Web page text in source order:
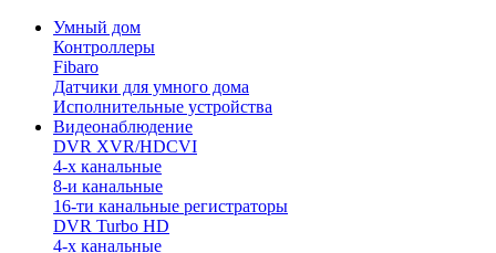
Умный дом
Контроллеры
Fibaro
Датчики для умного дома
Исполнительные устройства
Видеонаблюдение
DVR XVR/HDCVI
4-x канальные
8-и канальные
16-ти канальные регистраторы
DVR Turbo HD
4-х канальные